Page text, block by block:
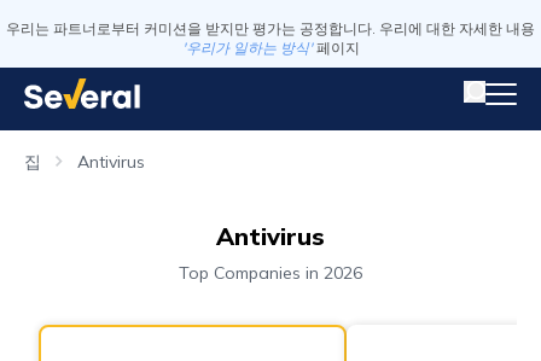
우리는 파트너로부터 커미션을 받지만 평가는 공정합니다. 우리에 대한 자세한 내용
'우리가 일하는 방식' 페이지
집 Antivirus
Antivirus
Top Companies in 2026